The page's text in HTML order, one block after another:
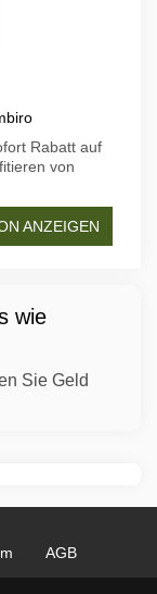
Rabatt auf
von
ANZEIGEN
wie
Sie Geld
AGB